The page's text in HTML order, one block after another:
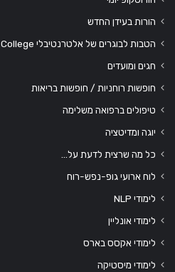
הורות בעידן החדש
הטבות לבוגרים של אלטרנטיבלי College
חגים ומועדים
חופשות רוחניות / חופשות בריאות
טיפולים ברפואה משלימה
יוגה ומדיטציה
כל מה שרצית לדעת על…
לוח ארועי גופ-נפש-רוח
לימודי NLP
לימודי אונליין
לימודי אקסס בארס
לימודי מיסטיקה